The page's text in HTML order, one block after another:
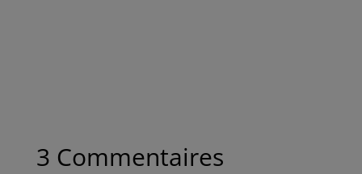
3 Commentaires